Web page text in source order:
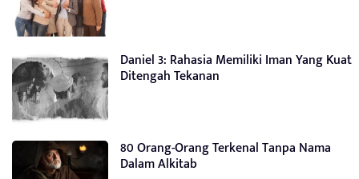
Daniel 3: Rahasia Memiliki Iman Yang Kuat
Ditengah Tekanan
80 Orang-Orang Terkenal Tanpa Nama
Dalam Alkitab